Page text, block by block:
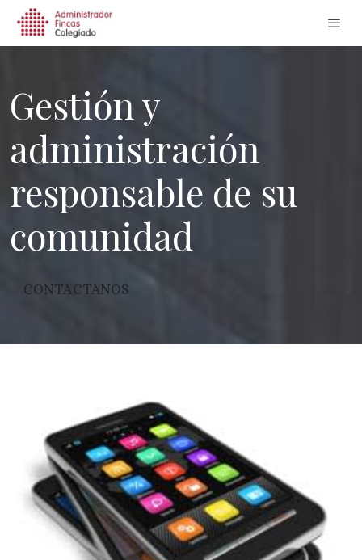
Gestión y
administración
responsable de su
comunidad
CONTACTANOS